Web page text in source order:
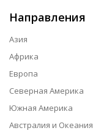
Направления
Азия
Африка
Европа
Северная Америка
Южная Америка
Австралия и Океания